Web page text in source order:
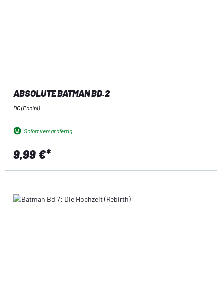
ABSOLUTE BATMAN BD.2
DC (Panini)
Sofort versandfertig
9,99 €*